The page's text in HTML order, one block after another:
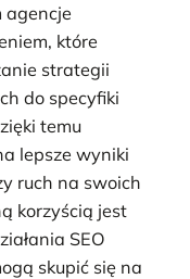
agencje
które
strategii
do specyfiki
temu
lepsze wyniki
ruch na swoich
korzyścią jest
SEO
skupić się na